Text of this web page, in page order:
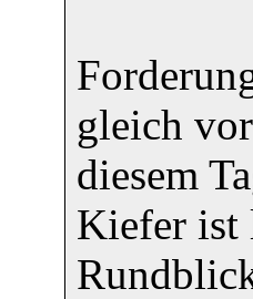
gleich
diesem
Kiefer ist